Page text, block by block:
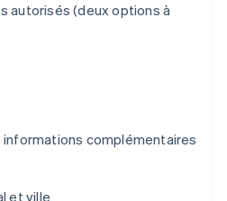
autorisés (deux options à
informations complémentaires
et ville